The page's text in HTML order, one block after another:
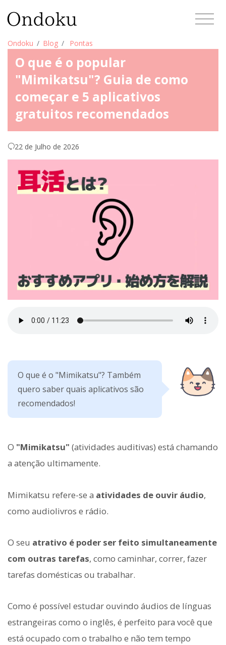
Ondoku Blog Pontas
O que é o popular
"Mimikatsu"? Guia de como
começar e 5 aplicativos
gratuitos recomendados
22 de Julho de 2026
O que é o "Mimikatsu"? Também
quero saber quais aplicativos são
recomendados!
O "Mimikatsu" (atividades auditivas) está chamando
a atenção ultimamente.
Mimikatsu refere-se a atividades de ouvir áudio,
como audiolivros e rádio.
O seu atrativo é poder ser feito simultaneamente
com outras tarefas, como caminhar, correr, fazer
tarefas domésticas ou trabalhar.
Como é possível estudar ouvindo áudios de línguas
estrangeiras como o inglês, é perfeito para você que
está ocupado com o trabalho e não tem tempo